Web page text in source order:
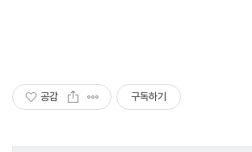
공감 구독하기